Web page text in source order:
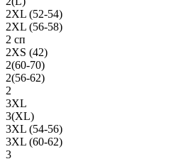
2XL (52-54)
2XL (56-58)
2 сп
2XS (42)
2(60-70)
2(56-62)
2
3XL
3(XL)
3XL (54-56)
3XL (60-62)
3